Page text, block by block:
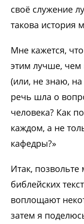
своё служение
такова история
Мне кажется,
этим лучше, чем
(или, не знаю, на
речь шла о
человека? Как
каждом, а не
кафедры?»
Итак,
библейских
воплощают
затем я